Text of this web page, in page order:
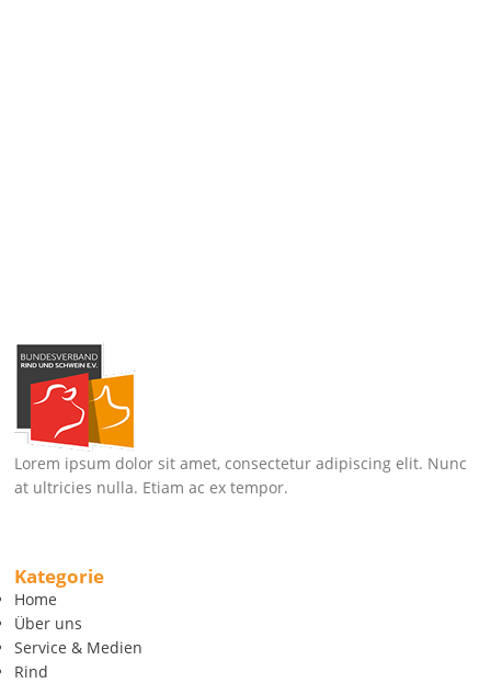
Lorem ipsum dolor sit amet, consectetur adipiscing elit. Nunc
at ultricies nulla. Etiam ac ex tempor.
Kategorie
Home
Über uns
Service & Medien
Rind